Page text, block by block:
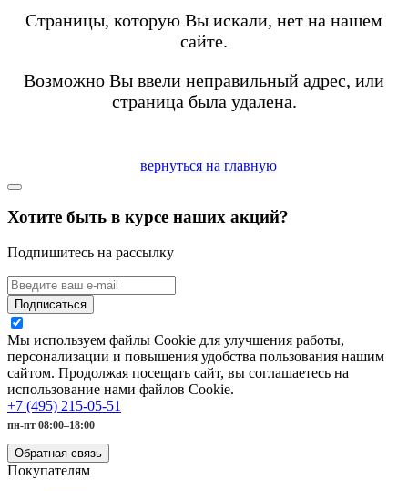
Страницы, которую Вы искали, нет на нашем
сайте.
Возможно Вы ввели неправильный адрес, или
страница была удалена.
вернуться на главную
Хотите быть в курсе наших акций?
Подпишитесь на рассылку
Подписаться
Мы используем файлы Cookie для улучшения работы,
персонализации и повышения удобства пользования нашим
сайтом. Продолжая посещать сайт, вы соглашаетесь на
использование нами файлов Cookie.
+7 (495) 215-05-51
пн-пт 08:00–18:00
Обратная связь
Покупателям